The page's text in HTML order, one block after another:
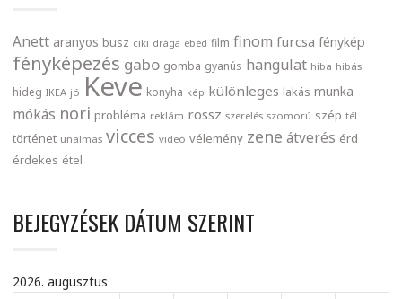
Anett aranyos busz ciki drága ebéd film finom furcsa fénykép
fényképezés gabo gomba gyanús hangulat hiba hibás
hideg IKEA jó Keve konyha kép különleges lakás munka
mókás nori probléma reklám rossz szerelés szomorú szép tél
történet unalmas vicces videó vélemény zene átverés érd
érdekes étel
BEJEGYZÉSEK DÁTUM SZERINT
2026. augusztus